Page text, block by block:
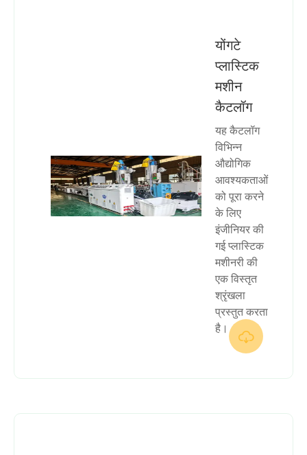
योंगटे
प्लास्टिक
मशीन
कैटलॉग
यह कैटलॉग
विभिन्न
औद्योगिक
आवश्यकताओं
को पूरा करने
के लिए
इंजीनियर की
गई प्लास्टिक
मशीनरी की
एक विस्तृत
श्रृंखला
प्रस्तुत करता
है।
